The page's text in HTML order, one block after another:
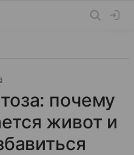
почему
живот и